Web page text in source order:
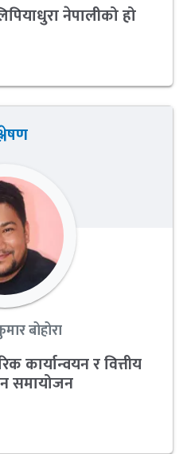
नेपालीको हो
बोहोरा
कार्यान्वयन र वित्तीय
समायोजन